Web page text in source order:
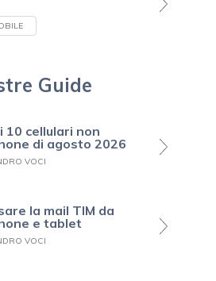
Guide
10 cellulari non
di agosto 2026
VOCI
la mail TIM da
e tablet
VOCI